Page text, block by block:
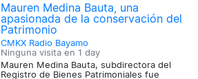
Mauren Medina Bauta, una
apasionada de la conservación del
Patrimonio
CMKX Radio Bayamo
Ninguna visita en 1 day
Mauren Medina Bauta, subdirectora del
Registro de Bienes Patrimoniales fue